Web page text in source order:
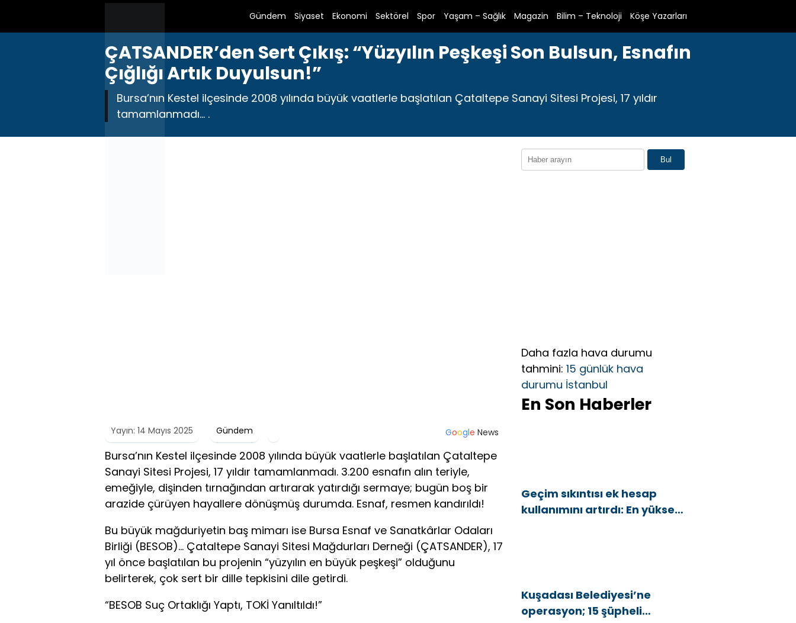
Gündem Siyaset Ekonomi Sektörel Spor Yaşam – Sağlık Magazin Bilim – Teknoloji Köşe Yazarları
ÇATSANDER’den Sert Çıkış: “Yüzyılın Peşkeşi Son Bulsun, Esnafın
Çığlığı Artık Duyulsun!”
Bursa’nın Kestel ilçesinde 2008 yılında büyük vaatlerle başlatılan Çataltepe Sanayi Sitesi Projesi, 17 yıldır
tamamlanmadı… .
Yayın: 14 Mayıs 2025 Gündem Google News
Bursa’nın Kestel ilçesinde 2008 yılında büyük vaatlerle başlatılan Çataltepe
Sanayi Sitesi Projesi, 17 yıldır tamamlanmadı. 3.200 esnafın alın teriyle,
emeğiyle, dişinden tırnağından artırarak yatırdığı sermaye; bugün boş bir
arazide çürüyen hayallere dönüşmüş durumda. Esnaf, resmen kandırıldı!
Bu büyük mağduriyetin baş mimarı ise Bursa Esnaf ve Sanatkârlar Odaları
Birliği (BESOB)… Çataltepe Sanayi Sitesi Mağdurları Derneği (ÇATSANDER), 17
yıl önce başlatılan bu projenin “yüzyılın en büyük peşkeşi” olduğunu
belirterek, çok sert bir dille tepkisini dile getirdi.
“BESOB Suç Ortaklığı Yaptı, TOKİ Yanıltıldı!”
Bul
Daha fazla hava durumu
tahmini: 15 günlük hava
durumu İstanbul
En Son Haberler
Geçim sıkıntısı ek hesap
kullanımını artırdı: En yüksek
Kuşadası Belediyesi’ne
operasyon; 15 şüpheli